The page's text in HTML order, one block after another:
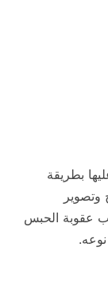
بطريقة
عقوبة الحبس